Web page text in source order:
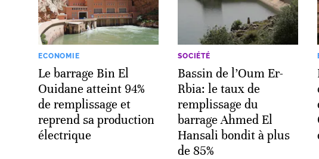
ECONOMIE
Le barrage Bin El
Ouidane atteint 94%
de remplissage et
reprend sa production
électrique
SOCIÉTÉ
Bassin de l’Oum Er-
Rbia: le taux de
remplissage du
barrage Ahmed El
Hansali bondit à plus
de 85%